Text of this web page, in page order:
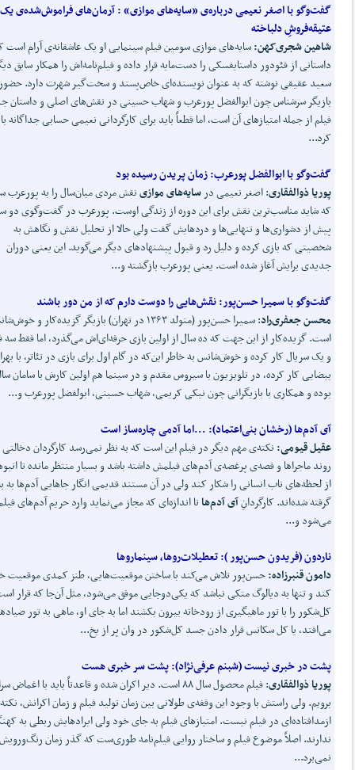
گفتوگو با اصغر نعیمی درباره‌ی «سایههای موازی»:آرمانهای فراموششده‌ی یک
عتیقهفروشِ دلباخته
شاهین شجریکهن:سایه‌های موازی سومین فیلم سینمایی او یک عاشقانه‌ی آرام است
داستانی از فئودور داستایفسکی را دست‌مایه قرار داده و فیلم‌نامه‌اش را همکار سابق
سعید عقیقی نوشته که به عنوان نویسنده‌ای خاص‌پسند و سخت‌گیر شهرت دارد.
بازیگر سرشناس چون ابوالفضل پورعرب و شهاب حسینی در نقش‌های اصلی و داستان
فیلم از جمله امتیازهای آن است، اما قطعاً باید برای کارگردانی نعیمی حسابی جداگانه
کرد...
گفتوگو با ابوالفضل پورعرب:زمان پریدن رسیده بود
پوریا ذوالفقاری: اصغر نعیمی درسایههای موازینقش مردی میان‌سال را به پورعرب
که شاید مناسب‌ترین نقش برای این دوره از زندگی اوست. پورعرب در گفت‌وگوی دو
پیش از دشواری‌ها و تنهایی‌ها و دردهایش گفت ولی حالا از تحلیل نقش و نگاهش به
شخصیتی که بازی کرده و دلیل رد و قبول پیشنهادهای دیگر می‌گوید. این یعنی دوران
جدیدی برایش آغاز شده است. یعنی پورعرب بازگشته و...
گفتوگو با سمیرا حسنپور:نقشهایی را دوست دارم که از من دور باشند
محسن جعفریراد
: سمیرا حسن‌پور (متولد ۱۳۶۳ در تهران) بازیگر گزیده‌کار و
است. گزیده‌کار از این جهت که ده سال از اولین بازی حرفه‌ای‌اش می‌گذرد، اما فقط سه
و یک سریال کار کرده و خوش‌شانس به خاطر این‌که در گام اول برای بازی در تئاتر، با
بیضایی کار کرده، در تلویزیون با سیروس مقدم و در سینما هم اولین کارش با سامان
بوده و همکاری با بازیگرانی چون نیکی کریمی، شهاب حسینی، ابولفضل پورعرب و...
آی آدمها (رخشان بنیاعتماد): ...اما آدمی چارهساز است
عقیل قیومی: نکته‌ی مهم دیگر در فیلم این است که به نظر نمی‌رسد کارگردان
روند ماجراها و قصه‌ی پرغصه‌ی آدم‌های فیلمش داشته باشد و بسیار منتظر مانده تا
از لحظه‌های ناب انسانی را شکار کند ولی در آن مستند قدیمی انگار جاهایی آدم‌ها به
گرفته شده‌اند. کارگردانِآی آدمهاتا اندازه‌ای که مجاز می‌نماید وارد حریم آدم‌های
می‌شود و...
ناردون (فریدون حسنپور):تعطیلاتروها، سینماروها
دامون قنبرزاده:حسن‌پور تلاش می‌کند با ساختن موقعیت‌هایی، طنز کمدی موقعیت
کند و تنها به دیالوگ متکی نباشد که یکی‌دوجایی موفق می‌شود، مثل آن‌جا که قرار
کل‌شکور را با تور ماهیگیری از رودخانه بیرون بکشند اما به جای او، ماهی به تور
می‌افتد، یا کل سکانس قرار دادن جسد کل‌شکور در وان پر از یخ...
پشت در خبری نیست (شبنم عرفینژاد):پشت سر خبری هست
پوریا ذوالفقاری
: فیلم محصول سال ۸۸ است. دیر اکران شده و قاعدتاً باید با
برویم. ولی راستش با وجود این وقفه‌ی طولانی بین زمان تولید فیلم و زمان اکرانش،
ازمدافتاده‌ای در فیلم نیست. امتیازهای فیلم به جای خود ولی ایرادهایش ربطی به
ندارند. اصلاً موضوع فیلم و ساختار روایی فیلم‌نامه طوری‌ست که گذر زمان
نمی‌برد...